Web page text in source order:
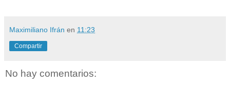
Maximiliano Ifrán en 11:23
Compartir
No hay comentarios: